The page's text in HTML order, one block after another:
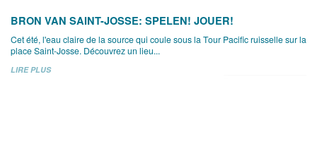
BRON VAN SAINT-JOSSE: SPELEN! JOUER!
Cet été, l'eau claire de la source qui coule sous la Tour Pacific ruisselle sur la
place Saint-Josse. Découvrez un lieu...
LIRE PLUS